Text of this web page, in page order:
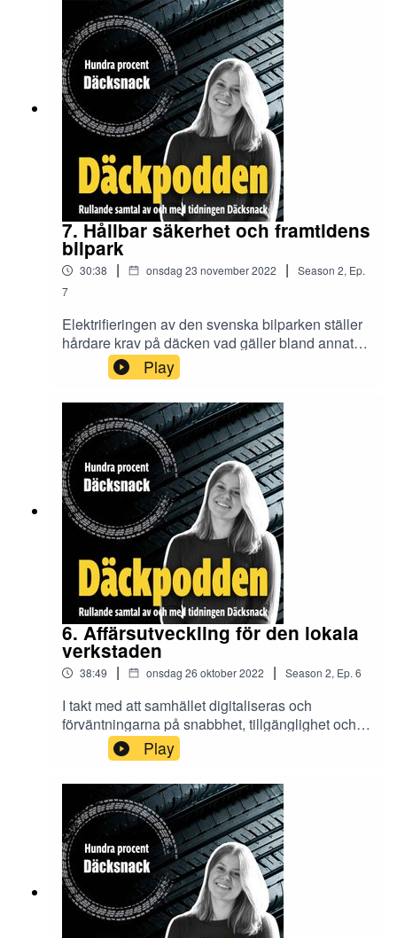
Wahlberg och Magnus Hallborg på Continental. I
Däckpodden berättar de om hur synen på däck
har förändrats inom transportsektorn de senaste
åren, samt om vad vi kan vänta oss av framtidens
transporter.
7. Hållbar säkerhet och framtidens
bilpark
30:38 | onsdag 23 november 2022 | Season 2, Ep.
7
Elektrifieringen av den svenska bilparken ställer
hårdare krav på däcken vad gäller bland annat
lastkapacitet, rullmotstånd och ljudnivå. I det här
avsnittet hör vi Emil Sundholm, produktchef på
Nokian Tyres, berätta om hur omställningen
påverkar dem som däcktillverkare. Kan jakten på
lågt rullmotstånd komma att påverka
trafiksäkerheten i framtiden och vilken
däckegenskap är egentligen mest efterfrågad
bland ägare av el- och hybridbilar?
Play
6. Affärsutveckling för den lokala
verkstaden
38:49 | onsdag 26 oktober 2022 | Season 2, Ep. 6
I takt med att samhället digitaliseras och
förväntningarna på snabbhet, tillgänglighet och
kompetens växer blir företagsklimatet allt
hårdare. Som fristående däckverkstad kan det
vara svårt att prestera på topp inom alla
områden. I det här avsnittet djupdyker vi i ämnet
lokal affärsutveckling tillsammans med Oskar
Buhre och Jon Persson från verkstadskedjan
Däckpartner.
Play